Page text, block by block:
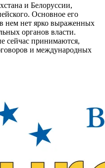
и Белоруссии,
Основное его
нем нет ярко выраженных
органов власти.
сейчас принимаются,
и международных